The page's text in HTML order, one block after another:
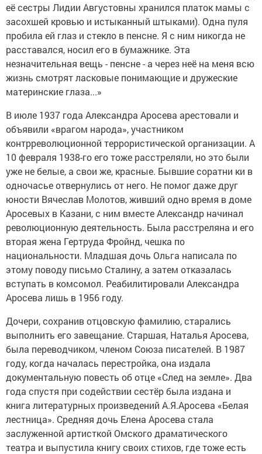
её сестры Лидии Августовны хранился платок мамы с
засохшей кровью и истыканный штыками). Одна пуля
пробила ей глаз и стекло в пенсне. Я с ним никогда не
расставался, носил его в бумажнике. Эта
незначительная вещь - пенсне - а через неё на меня всю
жизнь смотрят ласковые понимающие и дружеские
материнские глаза...»
В июле 1937 года Александра Аросева арестовали и
объявили «врагом народа», участником
контрреволюционной террористической организации. А
10 февраля 1938-го его тоже расстреляли, но это были
уже не белые, а свои же, красные. Бывшие соратни ки в
одночасье отвернулись от него. Не помог даже друг
юности Вячеслав Молотов, живший одно время в доме
Аросевых в Казани, с ним вместе Александр начинал
революционную деятельность. Была расстреляна и его
вторая жена Гертруда Фройнд, чешка по
национальности. Младшая дочь Ольга написала по
этому поводу письмо Сталину, а затем отказалась
вступать в комсомол. Реабилитировали Александра
Аросева лишь в 1956 году.
Дочери, сохранив отцовскую фамилию, старались
выполнить его завещание. Старшая, Наталья Аросева,
была переводчиком, членом Союза писателей. В 1987
году, когда началась перестройка, она издала
документальную повесть об отце «След на земле». Два
года спустя при содействии сестёр была издана и
книга литературных произведений А.Я.Аросева «Белая
лестница». Средняя дочь Елена Аросева стала
заслуженной артисткой Омского драматического
театра и выпустила книгу своих стихов, где тоже есть